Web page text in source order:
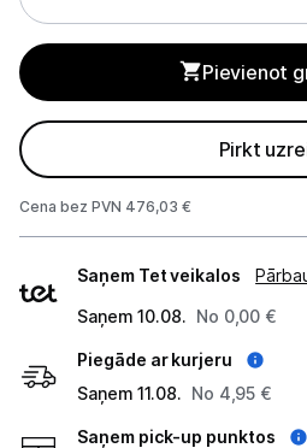
Telefoni,
Viedierīces
Sadzīves tehnika
Skaistumkopšana
Ražotāju atjaunota
Pievienot
Pirkt
Cena bez PVN 476,03 €
veidi
Saņem Tet veikalos
Saņem 10.08. No 0,00 €
Piegāde ar kurjeru
Saņem 11.08. No 4,95 €
Saņem pick-up punktos